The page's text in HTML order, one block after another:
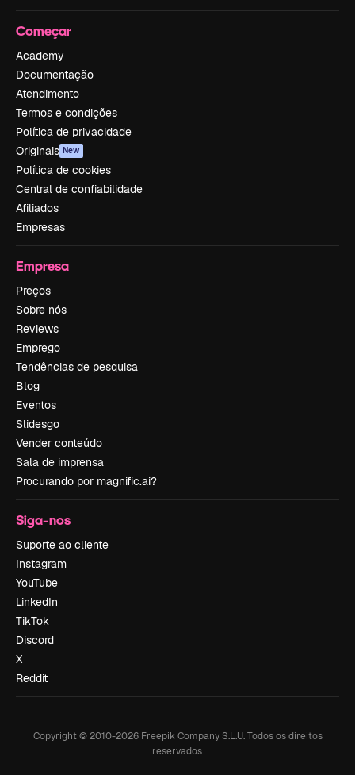
Começar
Academy
Documentação
Atendimento
Termos e condições
Política de privacidade
Originais New
Política de cookies
Central de confiabilidade
Afiliados
Empresas
Empresa
Preços
Sobre nós
Reviews
Emprego
Tendências de pesquisa
Blog
Eventos
Slidesgo
Vender conteúdo
Sala de imprensa
Procurando por magnific.ai?
Siga-nos
Suporte ao cliente
Instagram
YouTube
LinkedIn
TikTok
Discord
X
Reddit
Copyright © 2010-2026Freepik Company S.L.U. Todos os direitos
reservados.